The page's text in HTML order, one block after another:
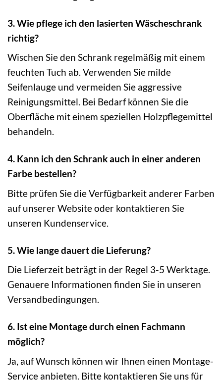
3. Wie pflege ich den lasierten Wäscheschrank
richtig?
Wischen Sie den Schrank regelmäßig mit einem
feuchten Tuch ab. Verwenden Sie milde
Seifenlauge und vermeiden Sie aggressive
Reinigungsmittel. Bei Bedarf können Sie die
Oberfläche mit einem speziellen Holzpflegemittel
behandeln.
4. Kann ich den Schrank auch in einer anderen
Farbe bestellen?
Bitte prüfen Sie die Verfügbarkeit anderer Farben
auf unserer Website oder kontaktieren Sie
unseren Kundenservice.
5. Wie lange dauert die Lieferung?
Die Lieferzeit beträgt in der Regel 3-5 Werktage.
Genauere Informationen finden Sie in unseren
Versandbedingungen.
6. Ist eine Montage durch einen Fachmann
möglich?
Ja, auf Wunsch können wir Ihnen einen Montage-
Service anbieten. Bitte kontaktieren Sie uns für